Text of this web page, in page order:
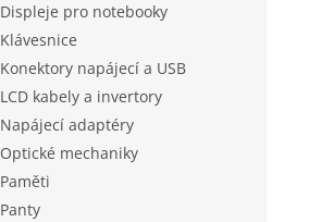
Displeje pro notebooky
Klávesnice
Konektory napájecí a USB
LCD kabely a invertory
Napájecí adaptéry
Optické mechaniky
Paměti
Panty